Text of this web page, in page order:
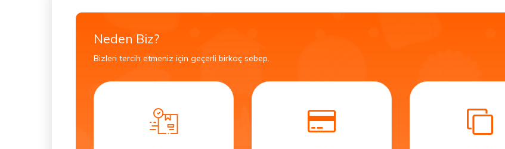
Neden Biz?
Bizleri tercih etmeniz için geçerli birkaç sebep.